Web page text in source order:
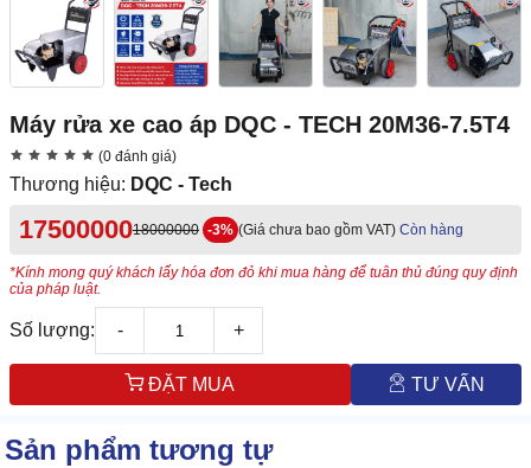
Máy rửa xe cao áp DQC - TECH 20M36-7.5T4
(0 đánh giá)
Thương hiệu: DQC - Tech
1750000018000000 -3% (Giá chưa bao gồm VAT) Còn hàng
*Kính mong quý khách lấy hóa đơn đỏ khi mua hàng để tuân thủ đúng quy định
của pháp luật.
Số lượng: - +
ĐẶT MUA TƯ VẤN
Sản phẩm tương tự